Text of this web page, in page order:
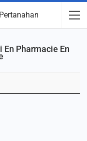
En Pharmacie En